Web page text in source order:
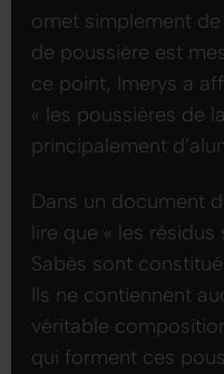
omet simplement
de poussière est
ce point, Imerys a
« les poussières de
principalement
Dans un document
lire que « les
Sabès sont
Ils ne contiennent
véritable
qui forment ces